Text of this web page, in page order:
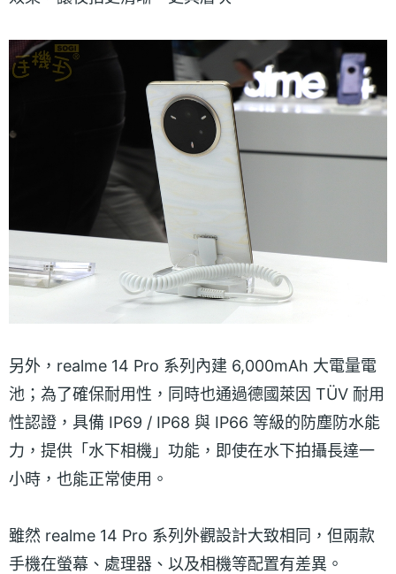
另外，realme 14 Pro 系列內建 6,000mAh 大電量電
池；為了確保耐用性，同時也通過德國萊因 TÜV 耐用
性認證，具備 IP69 / IP68 與 IP66 等級的防塵防水能
力，提供「水下相機」功能，即使在水下拍攝長達一
小時，也能正常使用。
雖然 realme 14 Pro 系列外觀設計大致相同，但兩款
手機在螢幕、處理器、以及相機等配置有差異。